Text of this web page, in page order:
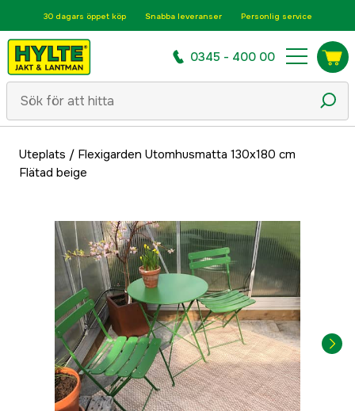
30 dagars öppet köp Snabba leveranser Personlig service
0345 - 400 00
Uteplats / Flexigarden Utomhusmatta 130x180 cm
Flätad beige